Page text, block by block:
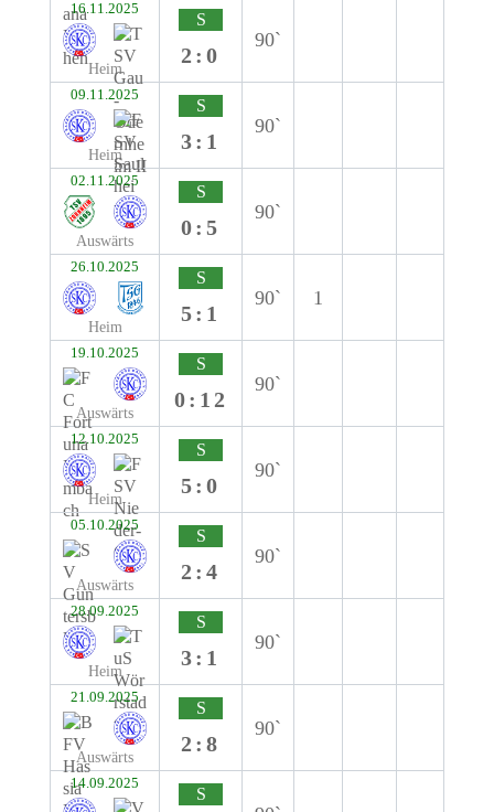
16.11.2025
Heim
S
2:0
90`
09.11.2025
Heim
S
3:1
90`
02.11.2025
Auswärts
S
0:5
90`
26.10.2025
Heim
S
5:1
90` 1
19.10.2025
Auswärts
S
0:12
90`
12.10.2025
Heim
S
5:0
90`
05.10.2025
Auswärts
S
2:4
90`
28.09.2025
Heim
S
3:1
90`
21.09.2025
Auswärts
S
2:8
90`
14.09.2025
S